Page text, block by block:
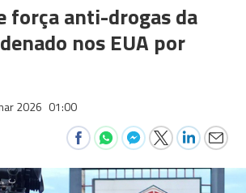
força anti-drogas da
nos EUA por
2026 01:00